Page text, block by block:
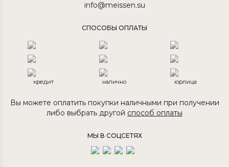
info@meissen.su
СПОСОБЫ ОПЛАТЫ
кредит налично юрлица
Вы можете оплатить покупки наличными при получении
либо выбрать другой способ оплаты
МЫ В СОЦСЕТЯХ